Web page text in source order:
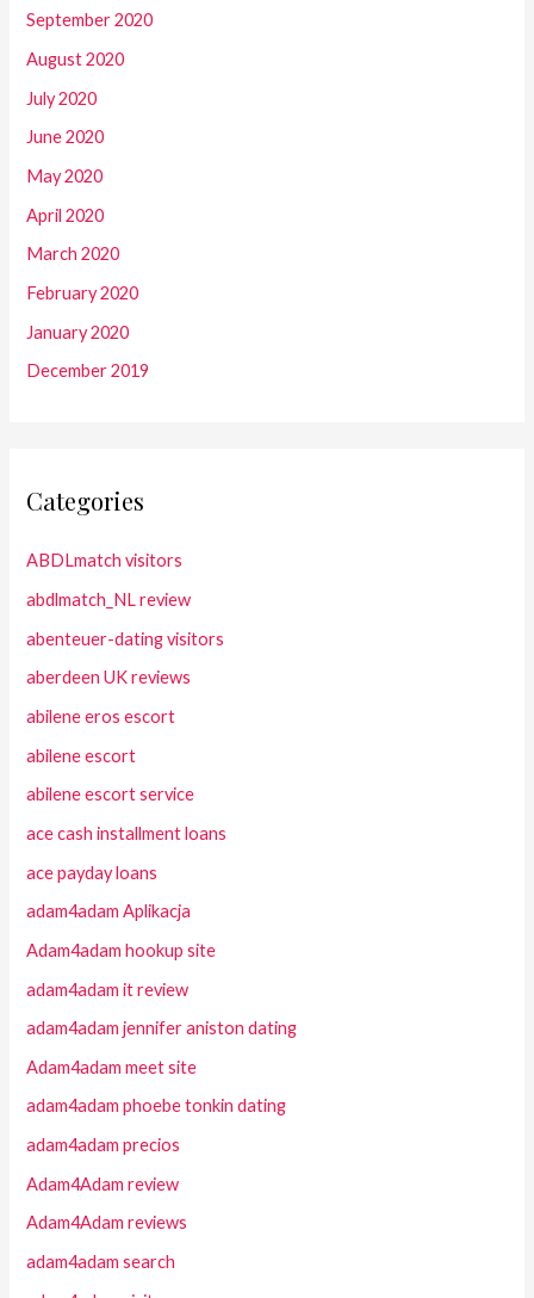
September 2020
August 2020
July 2020
June 2020
May 2020
April 2020
March 2020
February 2020
January 2020
December 2019
Categories
ABDLmatch visitors
abdlmatch_NL review
abenteuer-dating visitors
aberdeen UK reviews
abilene eros escort
abilene escort
abilene escort service
ace cash installment loans
ace payday loans
adam4adam Aplikacja
Adam4adam hookup site
adam4adam it review
adam4adam jennifer aniston dating
Adam4adam meet site
adam4adam phoebe tonkin dating
adam4adam precios
Adam4Adam review
Adam4Adam reviews
adam4adam search